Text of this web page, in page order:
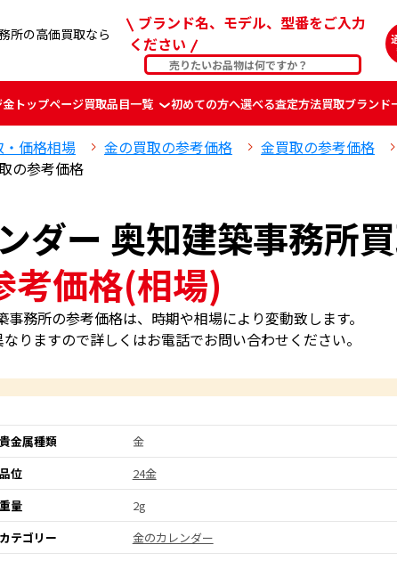
所の高価買取なら
ブランド名、モデル、型番をご入力
ください
金 トップページ買取品目一覧 初めての方へ選べる査定方法買取ブランド
価格相場 金の買取の参考価格 金買取の参考価格
の参考価格
ダー 奥知建築事務所
考価格(相場)
務所の参考価格は、時期や相場により変動致します。
りますので詳しくはお電話でお問い合わせください。
貴金属種類
金
品位
24金
重量
2g
カテゴリー
金のカレンダー